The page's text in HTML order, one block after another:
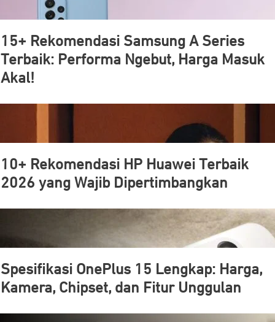
15+ Rekomendasi Samsung A Series
Terbaik: Performa Ngebut, Harga Masuk
Akal!
10+ Rekomendasi HP Huawei Terbaik
2026 yang Wajib Dipertimbangkan
Spesifikasi OnePlus 15 Lengkap: Harga,
Kamera, Chipset, dan Fitur Unggulan